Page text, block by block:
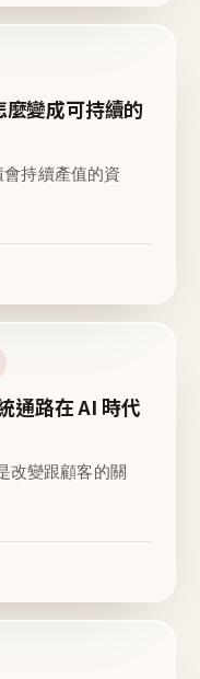
變成可持續的
持續產值的資
通路在 AI 時代
改變跟顧客的關